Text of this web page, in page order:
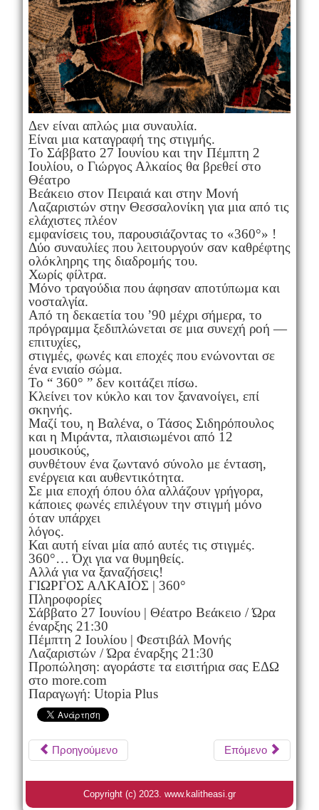
Δεν είναι απλώς μια συναυλία.
Είναι μια καταγραφή της στιγμής.
Το Σάββατο 27 Ιουνίου και την Πέμπτη 2
Ιουλίου, ο Γιώργος Αλκαίος θα βρεθεί στο
Θέατρο
Βεάκειο στον Πειραιά και στην Μονή
Λαζαριστών στην Θεσσαλονίκη για μια από τις
ελάχιστες πλέον
εμφανίσεις του, παρουσιάζοντας το «360°» !
Δύο συναυλίες που λειτουργούν σαν καθρέφτης
ολόκληρης της διαδρομής του.
Χωρίς φίλτρα.
Μόνο τραγούδια που άφησαν αποτύπωμα και
νοσταλγία.
Από τη δεκαετία του ’90 μέχρι σήμερα, το
πρόγραμμα ξεδιπλώνεται σε μια συνεχή ροή —
επιτυχίες,
στιγμές, φωνές και εποχές που ενώνονται σε
ένα ενιαίο σώμα.
Το “ 360° ” δεν κοιτάζει πίσω.
Κλείνει τον κύκλο και τον ξανανοίγει, επί
σκηνής.
Μαζί του, η Βαλένα, ο Τάσος Σιδηρόπουλος
και η Μιράντα, πλαισιωμένοι από 12
μουσικούς,
συνθέτουν ένα ζωντανό σύνολο με ένταση,
ενέργεια και αυθεντικότητα.
Σε μια εποχή όπου όλα αλλάζουν γρήγορα,
κάποιες φωνές επιλέγουν την στιγμή μόνο
όταν υπάρχει
λόγος.
Και αυτή είναι μία από αυτές τις στιγμές.
360°… Όχι για να θυμηθείς.
Αλλά για να ξαναζήσεις!
ΓΙΩΡΓΟΣ ΑΛΚΑΙΟΣ | 360°
Πληροφορίες
Σάββατο 27 Ιουνίου | Θέατρο Βεάκειο / Ώρα
έναρξης 21:30
Πέμπτη 2 Ιουλίου | Φεστιβάλ Μονής
Λαζαριστών / Ώρα έναρξης 21:30
Προπώληση: αγοράστε τα εισιτήρια σας ΕΔΩ
στο more.com
Παραγωγή: Utopia Plus
Προηγούμενο Επόμενο
Copyright (c) 2023. www.kalitheasi.gr